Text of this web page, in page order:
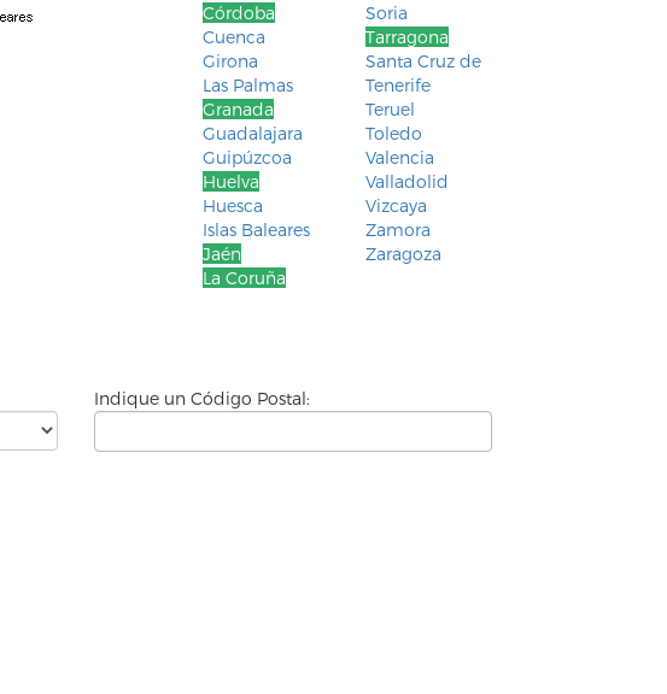
Córdoba
Cuenca
Girona
Las Palmas
Granada
Guadalajara
Guipúzcoa
Huelva
Huesca
Islas Baleares
Jaén
La Coruña
Soria
Tarragona
Santa Cruz de
Tenerife
Teruel
Toledo
Valencia
Valladolid
Vizcaya
Zamora
Zaragoza
Indique un Código Postal: